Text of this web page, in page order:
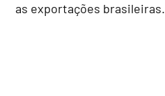
as exportações brasileiras.